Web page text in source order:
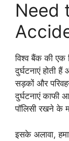
Need
विश्व बैंक की एक
दुर्घटनाएं होती
सड़कों और
दुर्घटनाएं
पॉलिसी रखने के
इसके अलावा,